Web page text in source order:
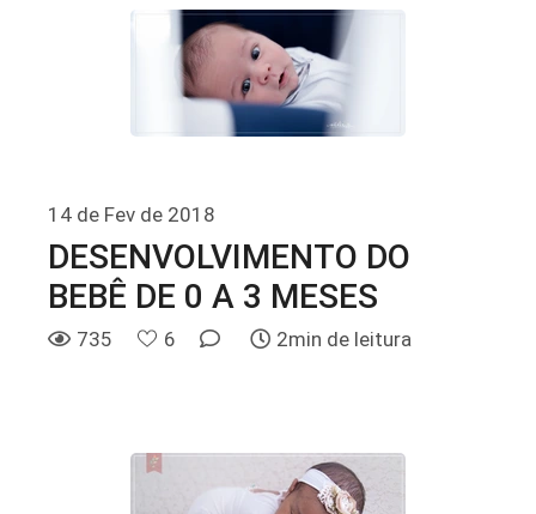
14 de Fev de 2018
DESENVOLVIMENTO DO
BEBÊ DE 0 A 3 MESES
735 6 2min de leitura